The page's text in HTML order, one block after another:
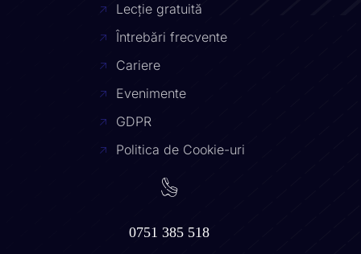
Lecție gratuită
Întrebări frecvente
Cariere
Evenimente
GDPR
Politica de Cookie-uri
0751 385 518